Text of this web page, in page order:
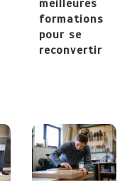
meilleures
formations
pour se
reconvertir